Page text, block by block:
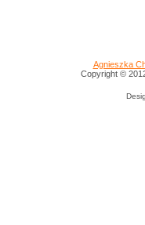
Agnieszka
Copyright ©